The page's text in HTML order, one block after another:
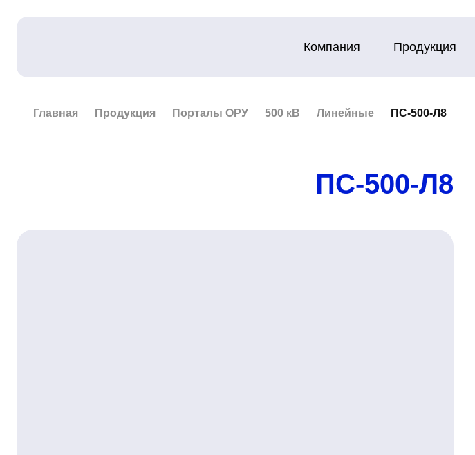
Компания Продукция
Главная Продукция Порталы ОРУ 500 кВ Линейные ПС-500-Л8
ПС-500-Л8